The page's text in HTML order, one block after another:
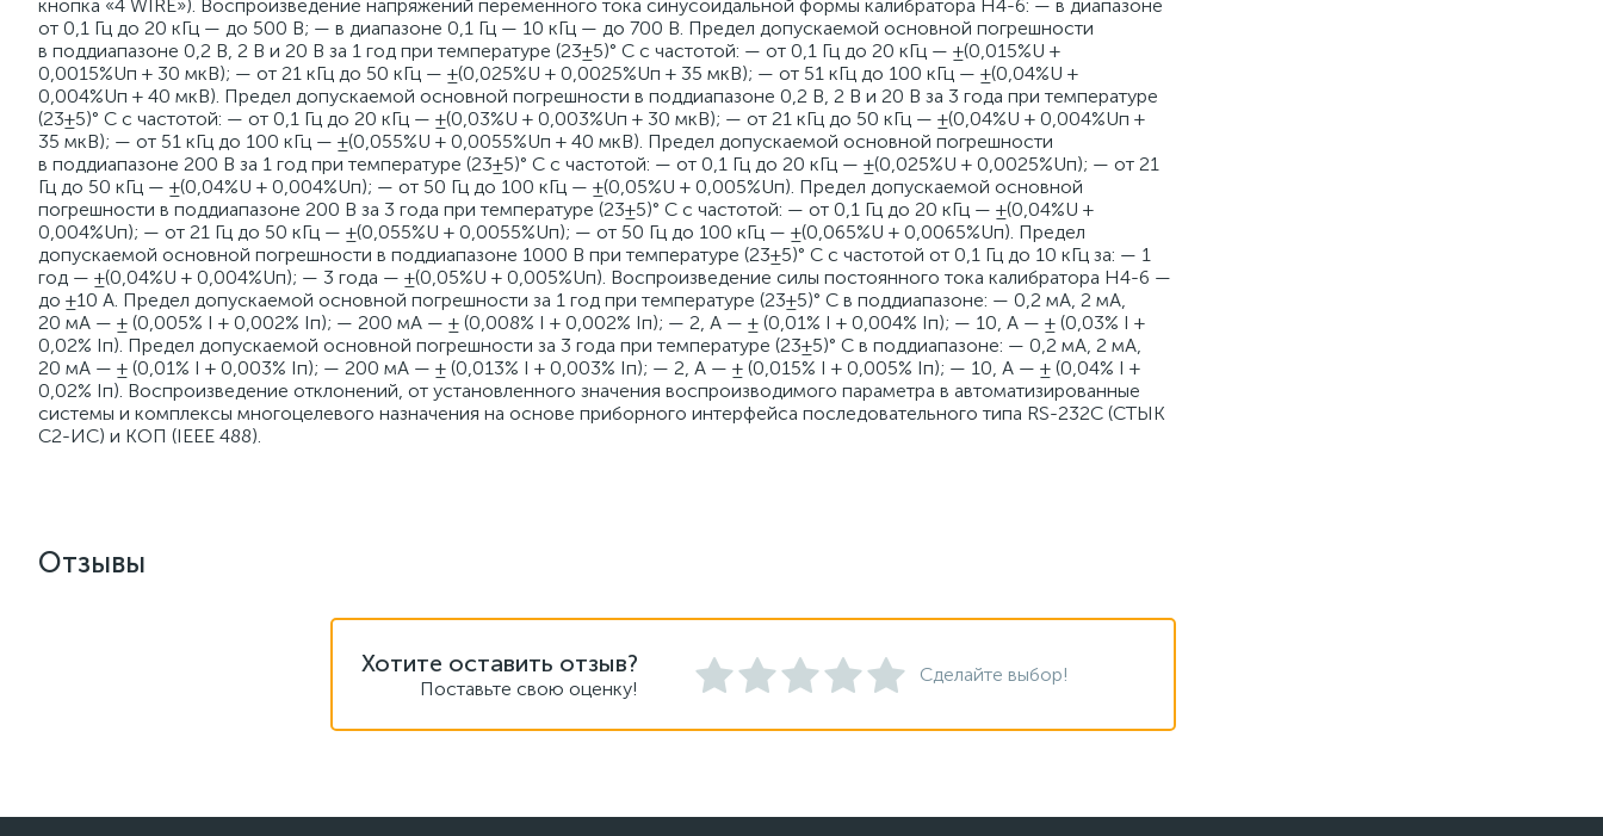
кнопка «4 WIRE»). Воспроизведение напряжений переменного тока синусоидальной формы калибратора Н4-6: — в диапазоне
от 0,1 Гц до 20 кГц — до 500 В; — в диапазоне 0,1 Гц — 10 кГц — до 700 В. Предел допускаемой основной погрешности
в поддиапазоне 0,2 В, 2 В и 20 В за 1 год при температуре (23±5)° С с частотой: — от 0,1 Гц до 20 кГц — ±(0,015%U +
0,0015%Uп + 30 мкВ); — от 21 кГц до 50 кГц — ±(0,025%U + 0,0025%Uп + 35 мкВ); — от 51 кГц до 100 кГц — ±(0,04%U +
0,004%Uп + 40 мкВ). Предел допускаемой основной погрешности в поддиапазоне 0,2 В, 2 В и 20 В за 3 года при температуре
(23±5)° С с частотой: — от 0,1 Гц до 20 кГц — ±(0,03%U + 0,003%Uп + 30 мкВ); — от 21 кГц до 50 кГц — ±(0,04%U + 0,004%Uп +
35 мкВ); — от 51 кГц до 100 кГц — ±(0,055%U + 0,0055%Uп + 40 мкВ). Предел допускаемой основной погрешности
в поддиапазоне 200 В за 1 год при температуре (23±5)° С с частотой: — от 0,1 Гц до 20 кГц — ±(0,025%U + 0,0025%Uп); — от 21
Гц до 50 кГц — ±(0,04%U + 0,004%Uп); — от 50 Гц до 100 кГц — ±(0,05%U + 0,005%Uп). Предел допускаемой основной
погрешности в поддиапазоне 200 В за 3 года при температуре (23±5)° С с частотой: — от 0,1 Гц до 20 кГц — ±(0,04%U +
0,004%Uп); — от 21 Гц до 50 кГц — ±(0,055%U + 0,0055%Uп); — от 50 Гц до 100 кГц — ±(0,065%U + 0,0065%Uп). Предел
допускаемой основной погрешности в поддиапазоне 1000 В при температуре (23±5)° С с частотой от 0,1 Гц до 10 кГц за: — 1
год — ±(0,04%U + 0,004%Uп); — 3 года — ±(0,05%U + 0,005%Uп). Воспроизведение силы постоянного тока калибратора Н4-6 —
до ±10 А. Предел допускаемой основной погрешности за 1 год при температуре (23±5)° C в поддиапазоне: — 0,2 мА, 2 мА,
20 мА — ± (0,005% I + 0,002% Iп); — 200 мА — ± (0,008% I + 0,002% Iп); — 2, А — ± (0,01% I + 0,004% Iп); — 10, А — ± (0,03% I +
0,02% Iп). Предел допускаемой основной погрешности за 3 года при температуре (23±5)° C в поддиапазоне: — 0,2 мА, 2 мА,
20 мА — ± (0,01% I + 0,003% Iп); — 200 мА — ± (0,013% I + 0,003% Iп); — 2, А — ± (0,015% I + 0,005% Iп); — 10, А — ± (0,04% I +
0,02% Iп). Воспроизведение отклонений, от установленного значения воспроизводимого параметра в автоматизированные
системы и комплексы многоцелевого назначения на основе приборного интерфейса последовательного типа RS-232С (СТЫК
С2-ИС) и КОП (IEEE 488).
Отзывы
Хотите оставить отзыв?
Поставьте свою оценку!
Сделайте выбор!